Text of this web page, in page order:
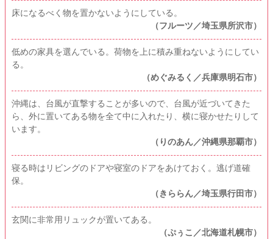
床になるべく物を置かないようにしている。
（フルーツ／埼玉県所沢市）
低めの家具を選んでいる。荷物を上に積み重ねないようにしてい
る。
（めぐみるく／兵庫県明石市）
沖縄は、台風が直撃することが多いので、台風が近づいてきた
ら、外に置いてある物を全て中に入れたり、横に寝かせたりして
います。
（りのあん／沖縄県那覇市）
寝る時はリビングのドアや寝室のドアをあけておく。逃げ道確
保。
（きららん／埼玉県行田市）
玄関に非常用リュックが置いてある。
（ぷぅこ／北海道札幌市）